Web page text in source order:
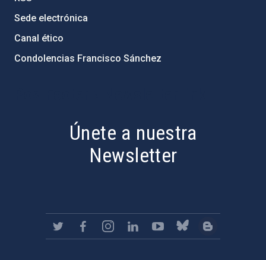
Sede electrónica
Canal ético
Condolencias Francisco Sánchez
Únete a nuestra
Newsletter